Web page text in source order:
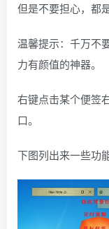
但是不要担心，都
温馨提示：千万不
力有颜值的神器。
右键点击某个便签
口。
下图列出来一些功